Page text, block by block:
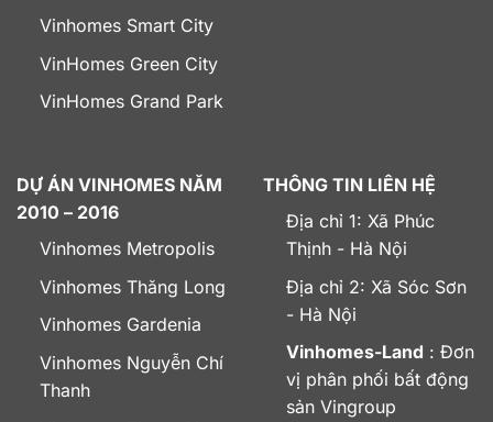
Vinhomes Smart City
VinHomes Green City
VinHomes Grand Park
DỰ ÁN VINHOMES NĂM
2010 – 2016
Vinhomes Metropolis
Vinhomes Thăng Long
Vinhomes Gardenia
Vinhomes Nguyễn Chí
Thanh
THÔNG TIN LIÊN HỆ
Địa chỉ 1: Xã Phúc
Thịnh - Hà Nội
Địa chỉ 2: Xã Sóc Sơn
- Hà Nội
Vinhomes-Land : Đơn
vị phân phối bất động
sản Vingroup